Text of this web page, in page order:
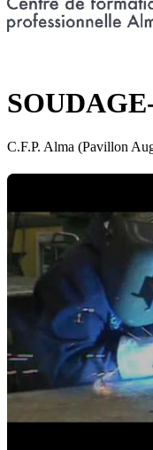
C.F.P. Alma (Pavillon